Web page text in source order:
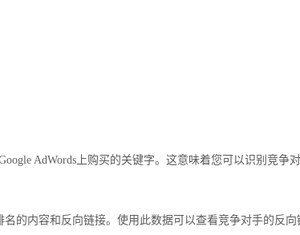
AdWords上购买的关键字。这意味着您可以识别竞争对
的内容和反向链接。使用此数据可以查看竞争对手的反向